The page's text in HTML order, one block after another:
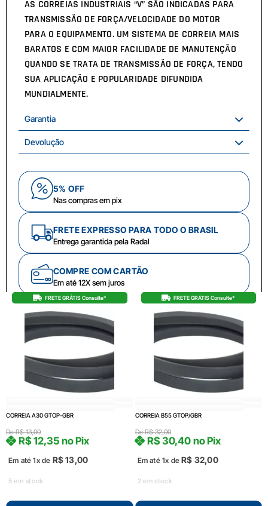
AS CORREIAS INDUSTRIAIS “V” SÃO INDICADAS PARA
TRANSMISSÃO DE FORÇA/VELOCIDADE DO MOTOR
PARA O EQUIPAMENTO. UM SISTEMA DE CORREIA MAIS
BARATOS E COM MAIOR FACILIDADE DE MANUTENÇÃO
QUANDO SE TRATA DE TRANSMISSÃO DE FORÇA, TENDO
SUA APLICAÇÃO E POPULARIDADE DIFUNDIDA
MUNDIALMENTE.
Garantia
Devolução
5% OFF
Nas compras em pix
FRETE EXPRESSO PARA TODO O BRASIL
Entrega garantida pela Radal
COMPRE COM CARTÃO
Em até 12X sem juros
FRETE GRÁTIS Consulte*
CORREIA A30 GTOP-GBR
DeR$13,00
Em até 1x de R$13,00
R$12,35 no Pix
5 em stock
FRETE GRÁTIS Consulte*
CORREIA B55 GTOP/GBR
DeR$32,00
Em até 1x de R$ 32,00
R$30,40 no Pix
2 em stock